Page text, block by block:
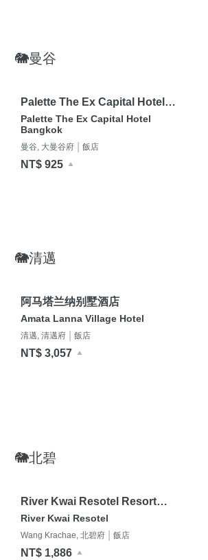
🐘曼谷
Palette The Ex Capital Hotel
Bangkok
Palette The Ex Capital Hotel
Bangkok
曼谷, 大曼谷府 飯店
NT$ 925
🐘清邁
阿马塔兰纳别墅酒店
Amata Lanna Village Hotel
清邁, 清邁府 飯店
NT$ 3,057
🐘北碧
River Kwai Resotel Resort
(SHA Certified)
River Kwai Resotel
Wang Krachae, 北碧府 飯店
NT$ 1,886